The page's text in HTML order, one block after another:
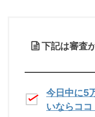
下記は審査
今日中に5
いならココ